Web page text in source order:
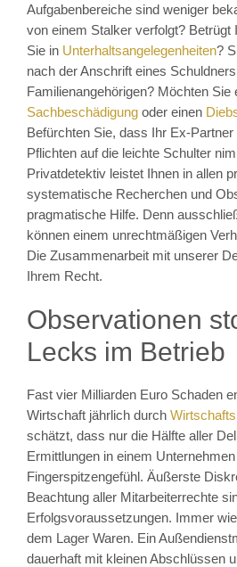
Aufgabenbereiche sind weniger
von einem Stalker verfolgt? Betrügt
Sie in Unterhaltsangelegenheiten?
nach der Anschrift eines
Familienangehörigen? Möchten Sie
Sachbeschädigung oder einen
Befürchten Sie, dass Ihr Ex-
Pflichten auf die leichte Schulter
Privatdetektiv leistet Ihnen in allen
systematische Recherchen und
pragmatische Hilfe. Denn
können einem unrechtmäßigen
Die Zusammenarbeit mit unserer
Ihrem Recht.
Observationen
Lecks im Betrieb
Fast vier Milliarden Euro Schaden
Wirtschaft jährlich durch
schätzt, dass nur die Hälfte aller
Ermittlungen in einem
Fingerspitzengefühl. Äußerste
Beachtung aller Mitarbeiterrechte
Erfolgsvoraussetzungen. Immer
dem Lager Waren. Ein
dauerhaft mit kleinen Abschlüssen